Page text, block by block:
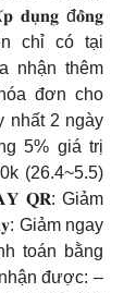
𝐝𝐮̣𝐧𝐠 đ𝐨̂̀𝐧𝐠
chỉ có tại
nhận thêm
đơn cho
nhất 2 ngày
5% giá trị
(26.4~5.5)
𝐐𝐑: Giảm
Giảm ngay
toán bằng
được: –